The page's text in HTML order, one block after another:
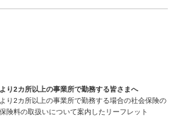
り2カ所以上の事業所で勤務する皆さまへ
り2カ所以上の事業所で勤務する場合の社会保険の
険料の取扱いについて案内したリーフレット